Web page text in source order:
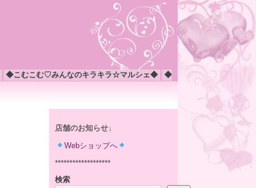
◆こむこむ♡みんなのキラキラ☆マルシェ◆
◆
店舗のお知らせ↓
Webショップへ
*******************
検索